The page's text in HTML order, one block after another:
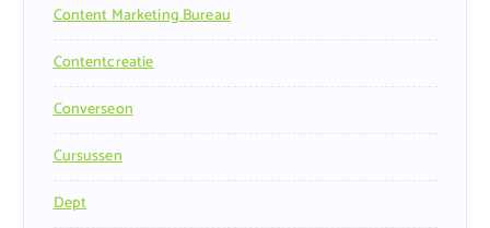
Content Marketing Bureau
Contentcreatie
Converseon
Cursussen
Dept